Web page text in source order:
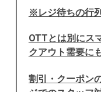
※レジ待ちの行
OTTとは別にス
クアウト需要に
割引・クーポン